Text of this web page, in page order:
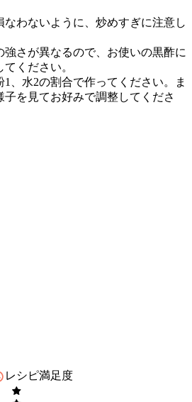
なわないように、炒めすぎに注意し
さが異なるので、お使いの黒酢に
ください。
、水2の割合で作ってください。ま
を見てお好みで調整してくださ
レシピ満足度